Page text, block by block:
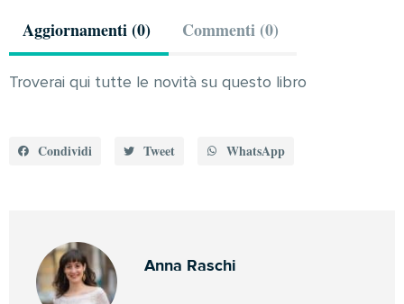
Aggiornamenti (0) Commenti (0)
Troverai qui tutte le novità su questo libro
Condividi Tweet WhatsApp
Anna Raschi